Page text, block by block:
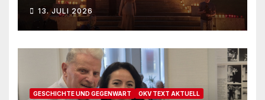
13. JULI 2026
GESCHICHTE UND GEGENWART OKV TEXT AKTUELL